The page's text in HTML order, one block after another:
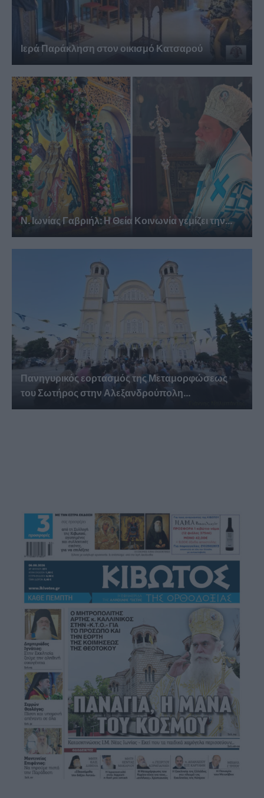
Ιερά Παράκληση στον οικισμό Κατσαρού
Ν. Ιωνίας Γαβριήλ: Η Θεία Κοινωνία γεμίζει την...
Πανηγυρικός εορτασμός της Μεταμορφώσεως
του Σωτήρος στην Αλεξανδρούπολη...